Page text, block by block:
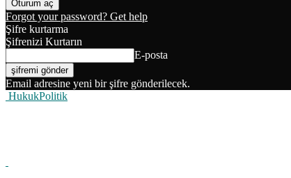
Forgot your password? Get help
Şifre kurtarma
Şifrenizi Kurtarın
E-posta
Email adresine yeni bir şifre gönderilecek.
HukukPolitik